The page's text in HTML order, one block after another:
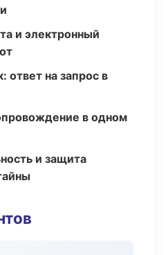
и электронный
ответ на запрос в
в одном
и защита